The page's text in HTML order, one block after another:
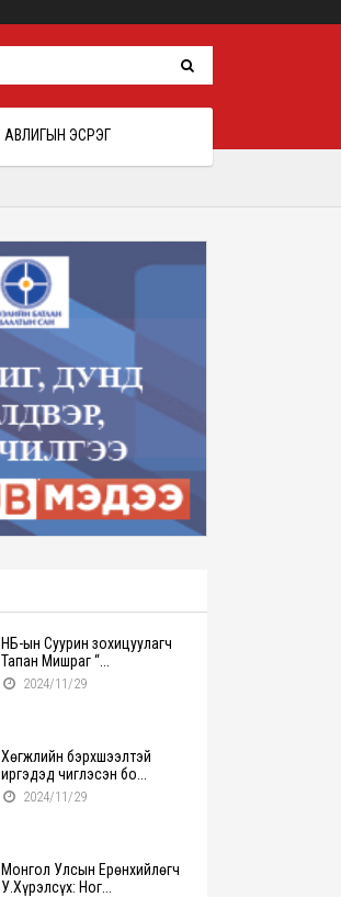
АВЛИГЫН ЭСРЭГ
НҮБ-ын Суурин зохицуулагч
Тапан Мишраг “...
2024/11/29
Хөгжлийн бэрхшээлтэй
иргэдэд чиглэсэн бо...
2024/11/29
Монгол Улсын Ерөнхийлөгч
У.Хүрэлсүх: Ног...